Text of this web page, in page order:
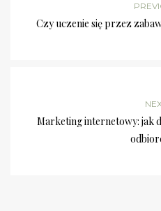
Czy uczenie się przez
Marketing internetowy: jak